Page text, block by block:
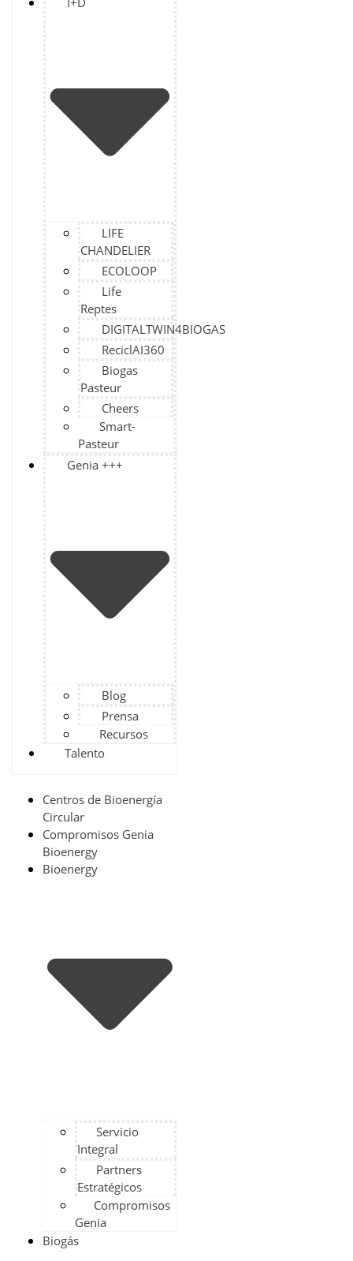
LIFE
CHANDELIER
ECOLOOP
Life
Reptes
DIGITALTWIN4BIOGAS
ReciclAI360
Biogas
Pasteur
Cheers
Smart-
Pasteur
Genia +++
Blog
Prensa
Recursos
Talento
Centros de Bioenergía
Circular
Compromisos Genia
Bioenergy
Bioenergy
Servicio
Integral
Partners
Estratégicos
Compromisos
Genia
Biogás